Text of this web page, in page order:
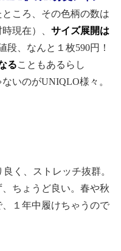
ころ、その色柄の数は
時現在）、サイズ展開は
段、なんと１枚590円！
ることもあるらし
いのがUNIQLO様々。
く、ストレッチ抜群。
ちょうど良い。春や秋
１年中履けちゃうので